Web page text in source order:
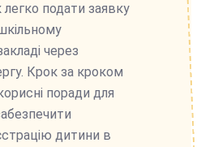
легко подати заявку
через
Крок за кроком
поради для
дитини в